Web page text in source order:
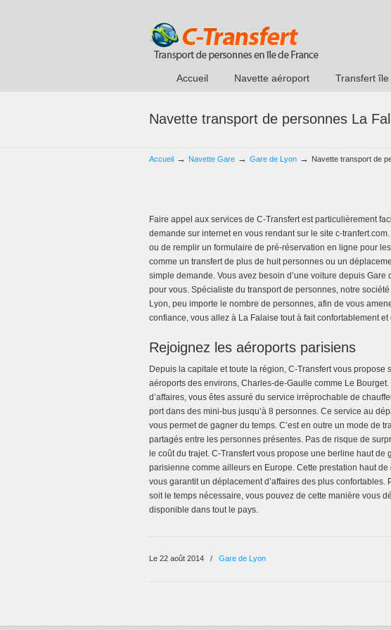
Accueil Navette aéroport Transfert
Navette transport de personnes La
Accueil → Navette Gare → Gare de Lyon → Navette transport de
Faire appel aux services de C-Transfert est particulièrement
demande sur internet en vous rendant sur le site c-
ou de remplir un formulaire de pré-réservation en ligne pour
comme un transfert de plus de huit personnes ou un
simple demande. Vous avez besoin d’une voiture depuis Gare
pour vous. Spécialiste du transport de personnes, notre
Lyon, peu importe le nombre de personnes, afin de vous
confiance, vous allez à La Falaise tout à fait confortablement
Rejoignez les aéroports parisiens
Depuis la capitale et toute la région, C-Transfert vous propose
aéroports des environs, Charles-de-Gaulle comme Le
d’affaires, vous êtes assuré du service irréprochable de
port dans des mini-bus jusqu’à 8 personnes. Ce service au
vous permet de gagner du temps. C’est en outre un mode de
partagés entre les personnes présentes. Pas de risque de
le coût du trajet. C-Transfert vous propose une berline haut
parisienne comme ailleurs en Europe. Cette prestation haut
vous garantit un déplacement d’affaires des plus
soit le temps nécessaire, vous pouvez de cette manière vous
disponible dans tout le pays.
Le 22 août 2014 / Gare de Lyon